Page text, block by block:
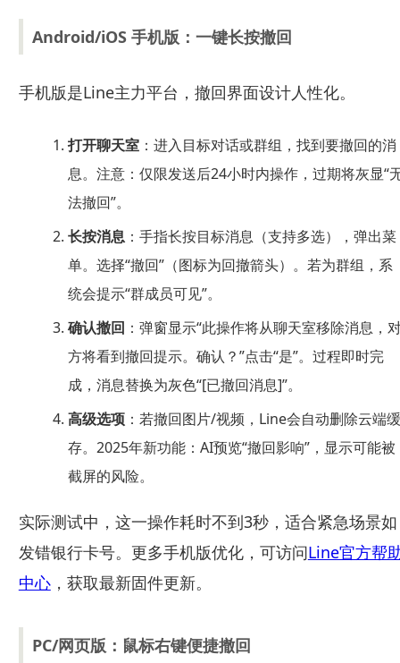
Android/iOS 手机版：一键长按撤回
手机版是Line主力平台，撤回界面设计人性化。
打开聊天室：进入目标对话或群组，找到要撤回的消
息。注意：仅限发送后24小时内操作，过期将灰显“
法撤回”。
长按消息：手指长按目标消息（支持多选），弹出菜
单。选择“撤回”（图标为回撤箭头）。若为群组，系
统会提示“群成员可见”。
确认撤回 ：弹窗显示“此操作将从聊天室移除消息，
方将看到撤回提示。确认？”点击“是”。过程即时完
成，消息替换为灰色“[已撤回消息]”。
高级选项：若撤回图片/视频，Line会自动删除云端缓
存。2025年新功能：AI预览“撤回影响”，显示可能被
截屏的风险。
实际测试中，这一操作耗时不到3秒，适合紧急场景如
发错银行卡号。更多手机版优化，可访问Line官方帮
中心，获取最新固件更新。
PC/网页版：鼠标右键便捷撤回